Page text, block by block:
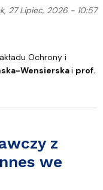
27 Lipiec, 2026 - 10:57
Babińskiej-
Ochrony i
Wensierskai prof.
z
we